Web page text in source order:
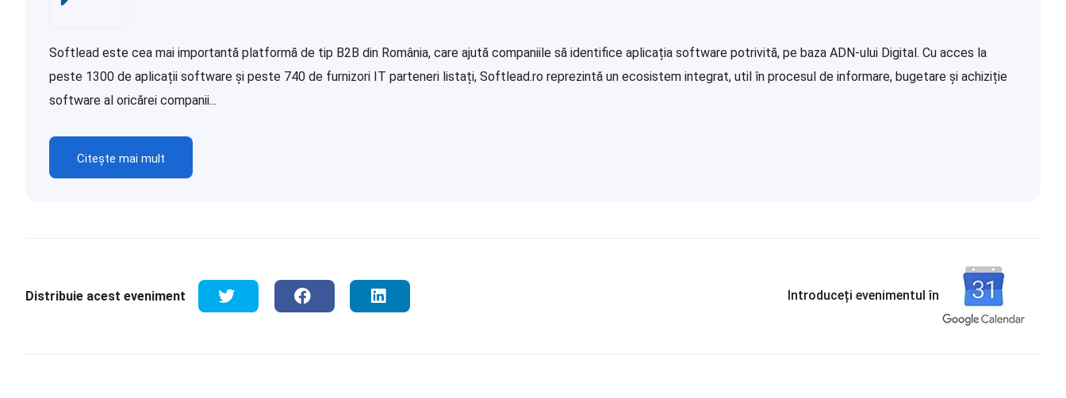
Softlead este cea mai importantă platformă de tip B2B din România, care ajută companiile să identifice aplicația software potrivită, pe baza ADN-ului Digital. Cu acces la
peste 1300 de aplicații software și peste 740 de furnizori IT parteneri listați, Softlead.ro reprezintă un ecosistem integrat, util în procesul de informare, bugetare și achiziție
software al oricărei companii...
Citește mai mult
Distribuie acest eveniment Introduceți evenimentul în